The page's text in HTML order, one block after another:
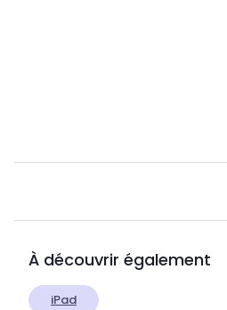
À découvrir également
iPad